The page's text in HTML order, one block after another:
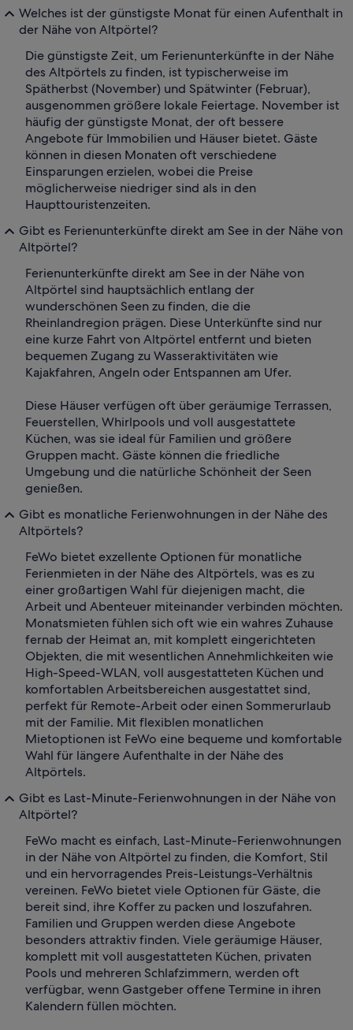
Welches ist der günstigste Monat für einen Aufenthalt in
der Nähe von Altpörtel?
Die günstigste Zeit, um Ferienunterkünfte in der Nähe
des Altpörtels zu finden, ist typischerweise im
Spätherbst (November) und Spätwinter (Februar),
ausgenommen größere lokale Feiertage. November ist
häufig der günstigste Monat, der oft bessere
Angebote für Immobilien und Häuser bietet. Gäste
können in diesen Monaten oft verschiedene
Einsparungen erzielen, wobei die Preise
möglicherweise niedriger sind als in den
Haupttouristenzeiten.
Gibt es Ferienunterkünfte direkt am See in der Nähe von
Altpörtel?
Ferienunterkünfte direkt am See in der Nähe von
Altpörtel sind hauptsächlich entlang der
wunderschönen Seen zu finden, die die
Rheinlandregion prägen. Diese Unterkünfte sind nur
eine kurze Fahrt von Altpörtel entfernt und bieten
bequemen Zugang zu Wasseraktivitäten wie
Kajakfahren, Angeln oder Entspannen am Ufer.
Diese Häuser verfügen oft über geräumige Terrassen,
Feuerstellen, Whirlpools und voll ausgestattete
Küchen, was sie ideal für Familien und größere
Gruppen macht. Gäste können die friedliche
Umgebung und die natürliche Schönheit der Seen
genießen.
Gibt es monatliche Ferienwohnungen in der Nähe des
Altpörtels?
FeWo bietet exzellente Optionen für monatliche
Ferienmieten in der Nähe des Altpörtels, was es zu
einer großartigen Wahl für diejenigen macht, die
Arbeit und Abenteuer miteinander verbinden möchten.
Monatsmieten fühlen sich oft wie ein wahres Zuhause
fernab der Heimat an, mit komplett eingerichteten
Objekten, die mit wesentlichen Annehmlichkeiten wie
High-Speed-WLAN, voll ausgestatteten Küchen und
komfortablen Arbeitsbereichen ausgestattet sind,
perfekt für Remote-Arbeit oder einen Sommerurlaub
mit der Familie. Mit flexiblen monatlichen
Mietoptionen ist FeWo eine bequeme und komfortable
Wahl für längere Aufenthalte in der Nähe des
Altpörtels.
Gibt es Last-Minute-Ferienwohnungen in der Nähe von
Altpörtel?
FeWo macht es einfach, Last-Minute-Ferienwohnungen
in der Nähe von Altpörtel zu finden, die Komfort, Stil
und ein hervorragendes Preis-Leistungs-Verhältnis
vereinen. FeWo bietet viele Optionen für Gäste, die
bereit sind, ihre Koffer zu packen und loszufahren.
Familien und Gruppen werden diese Angebote
besonders attraktiv finden. Viele geräumige Häuser,
komplett mit voll ausgestatteten Küchen, privaten
Pools und mehreren Schlafzimmern, werden oft
verfügbar, wenn Gastgeber offene Termine in ihren
Kalendern füllen möchten.